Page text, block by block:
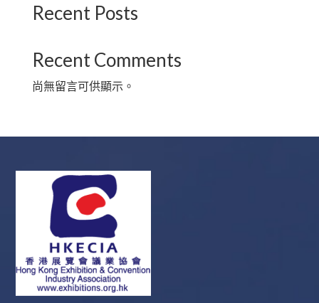
Recent Posts
Recent Comments
尚無留言可供顯示。